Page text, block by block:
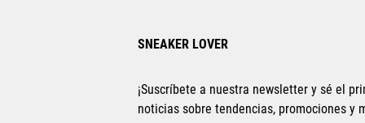
Tallas Calzado
SNEAKER LOVER
¡Suscríbete a nuestra newsletter y sé el
noticias sobre tendencias, promociones y